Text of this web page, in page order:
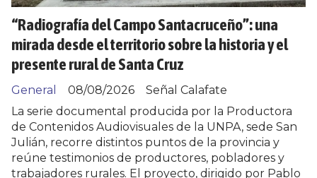
“Radiografía del Campo Santacruceño”: una
mirada desde el territorio sobre la historia y el
presente rural de Santa Cruz
Señal Calafate
General
08/08/2026
La serie documental producida por la Productora
de Contenidos Audiovisuales de la UNPA, sede San
Julián, recorre distintos puntos de la provincia y
reúne testimonios de productores, pobladores y
trabajadores rurales. El proyecto, dirigido por Pablo